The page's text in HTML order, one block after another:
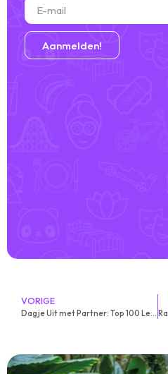
Aanmelden!
VORIGE
Dagje Uit met Partner: Top 100 Leukste Uitjes (Met Korting)